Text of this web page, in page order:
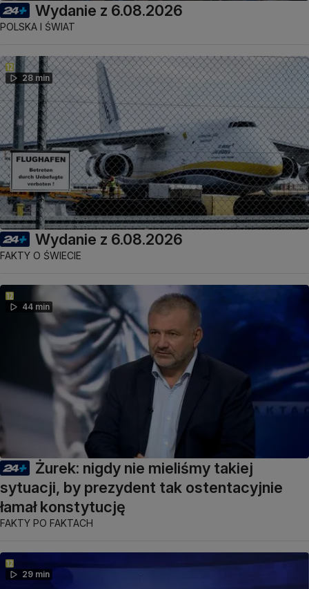
Wydanie z 6.08.2026
POLSKA I ŚWIAT
28 min
Wydanie z 6.08.2026
FAKTY O ŚWIECIE
44 min
Żurek: nigdy nie mieliśmy takiej
sytuacji, by prezydent tak ostentacyjnie
łamał konstytucję
FAKTY PO FAKTACH
29 min